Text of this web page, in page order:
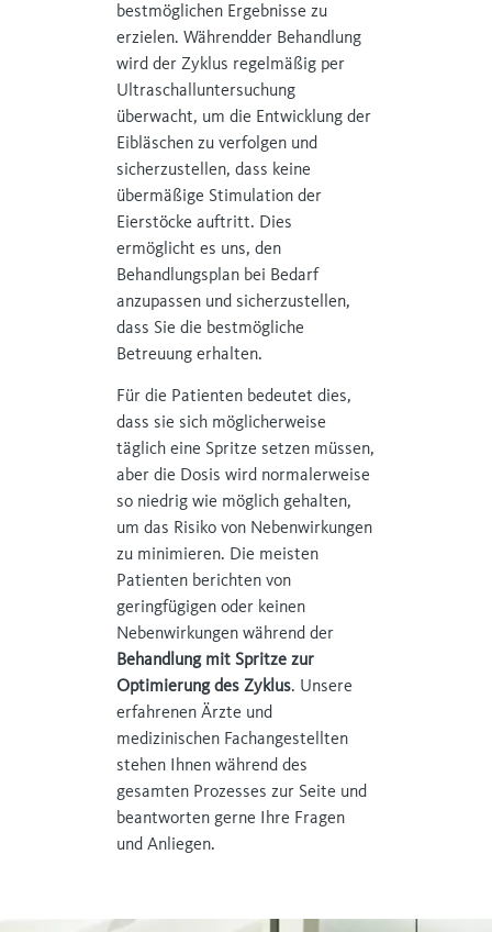
bestmöglichen Ergebnisse zu
erzielen. Währendder Behandlung
wird der Zyklus regelmäßig per
Ultraschalluntersuchung
überwacht, um die Entwicklung der
Eibläschen zu verfolgen und
sicherzustellen, dass keine
übermäßige Stimulation der
Eierstöcke auftritt. Dies
ermöglicht es uns, den
Behandlungsplan bei Bedarf
anzupassen und sicherzustellen,
dass Sie die bestmögliche
Betreuung erhalten.
Für die Patienten bedeutet dies,
dass sie sich möglicherweise
täglich eine Spritze setzen müssen,
aber die Dosis wird normalerweise
so niedrig wie möglich gehalten,
um das Risiko von Nebenwirkungen
zu minimieren. Die meisten
Patienten berichten von
geringfügigen oder keinen
Nebenwirkungen während der
Behandlung mit Spritze zur
Optimierung des Zyklus. Unsere
erfahrenen Ärzte und
medizinischen Fachangestellten
stehen Ihnen während des
gesamten Prozesses zur Seite und
beantworten gerne Ihre Fragen
und Anliegen.